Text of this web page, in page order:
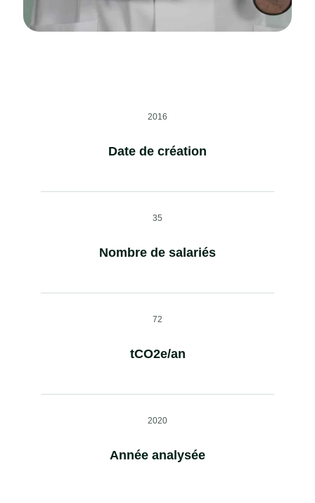
2016
Date de création
35
Nombre de salariés
72
tCO2e/an
2020
Année analysée